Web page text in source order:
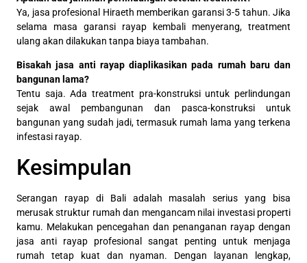
Ya, jasa profesional Hiraeth memberikan garansi 3-5 tahun. Jika
selama masa garansi rayap kembali menyerang, treatment
ulang akan dilakukan tanpa biaya tambahan.
Bisakah jasa anti rayap diaplikasikan pada rumah baru dan
bangunan lama?
Tentu saja. Ada treatment pra-konstruksi untuk perlindungan
sejak awal pembangunan dan pasca-konstruksi untuk
bangunan yang sudah jadi, termasuk rumah lama yang terkena
infestasi rayap.
Kesimpulan
Serangan rayap di Bali adalah masalah serius yang bisa
merusak struktur rumah dan mengancam nilai investasi properti
kamu. Melakukan pencegahan dan penanganan rayap dengan
jasa anti rayap profesional sangat penting untuk menjaga
rumah tetap kuat dan nyaman. Dengan layanan lengkap,